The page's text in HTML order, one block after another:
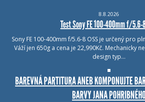
8.8.2026
Test Sony FE 100-400mm f/5.6-
Sony FE 100-400mm f/5.6-8 OSS je určený pro
Váží jen 650g a cena je 22,990Kč. Mechanicky
design typ…
BAREVNÁ PARTITURA ANEB KOMPONUJTE
BARVY JANA POHRIBNÉHO